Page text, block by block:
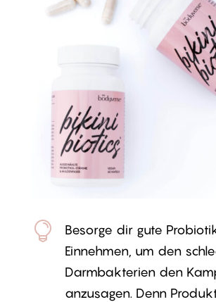

Besorge dir gute
Einnehmen, um den
Darmbakterien den
anzusagen. Denn